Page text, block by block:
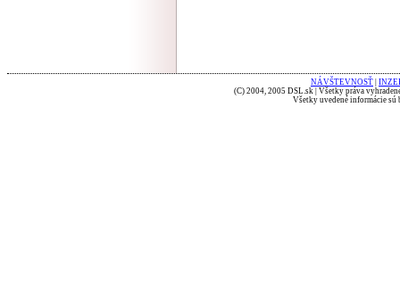
NÁVŠTEVNOSŤ
(C) 2004, 2005 DSL.sk | Všetky práva
Všetky uvedené informácie sú